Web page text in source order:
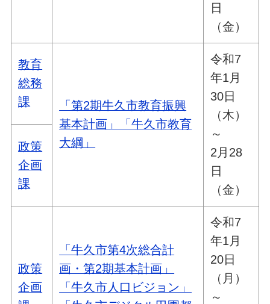
日
（金）
教育
総務
課
「第2期牛久市教育振興
基本計画」「牛久市教育
大綱」
令和7
年1月
30日
（木）
～
2月28
日
（金）
政策
企画
課
政策
企画
「牛久市第4次総合計
画・第2期基本計画」
「牛久市人口ビジョン」
令和7
年1月
20日
（月）
～